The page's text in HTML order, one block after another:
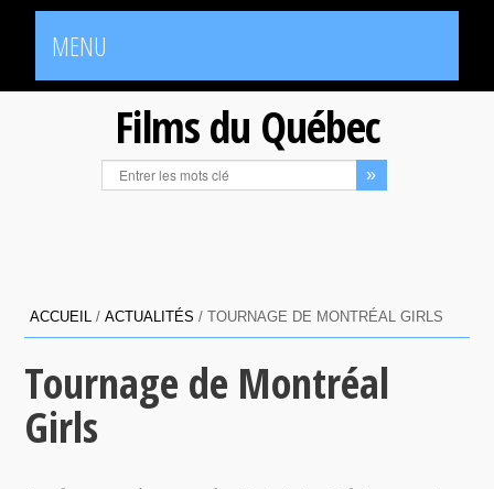
MENU
Films du Québec
ACCUEIL /ACTUALITÉS /TOURNAGE DE MONTRÉAL GIRLS
Tournage de Montréal
Girls